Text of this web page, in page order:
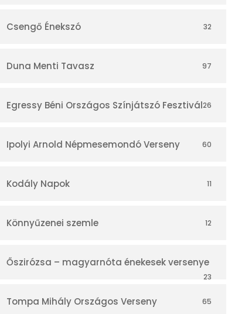
á
r
Csengő Énekszó 32
Duna Menti Tavasz 97
Egressy Béni Országos Színjátszó Fesztivál26
Ipolyi Arnold Népmesemondó Verseny 60
Kodály Napok 11
Könnyűzenei szemle 12
Őszirózsa – magyarnóta énekesek versenye
23
Tompa Mihály Országos Verseny 65